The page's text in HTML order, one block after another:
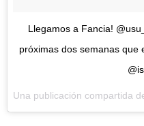
Llegamos a Fancia!
próximas dos semanas que